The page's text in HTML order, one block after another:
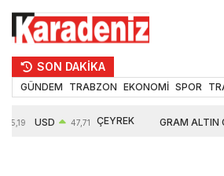
SON DAKİKA
GÜNDEM TRABZON EKONOMİ SPOR
USD 47,71 ÇEYREK GRAM ALTIN